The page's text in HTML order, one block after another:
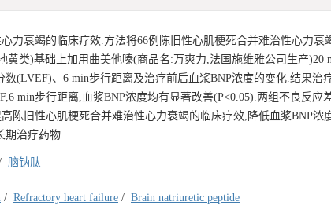
力衰竭的临床疗效.方法将66例陈旧性心肌梗死合并难治性心力衰
类)基础上加用曲美他嗪(商品名:万爽力,法国施维雅公司生产)20
(LVEF)、6 min步行距离及治疗前后血浆BNP浓度的变化.结果治
min步行距离,血浆BNP浓度均有显著改善(P<0.05).两组不良反应
陈旧性心肌梗死合并难治性心力衰竭的临床疗效,降低血浆BNP浓
期治疗药物.
脑钠肽
/ Refractory heart failure / Brain natriuretic peptide